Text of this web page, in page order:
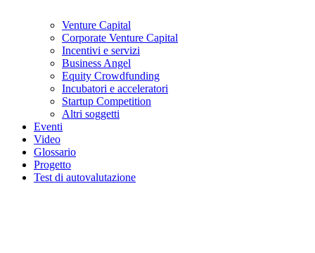
Venture Capital
Corporate Venture Capital
Incentivi e servizi
Business Angel
Equity Crowdfunding
Incubatori e acceleratori
Startup Competition
Altri soggetti
Eventi
Video
Glossario
Progetto
Test di autovalutazione